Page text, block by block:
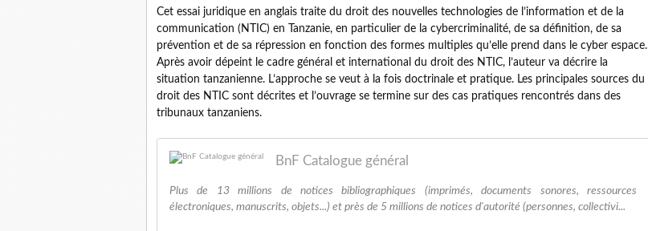
Cet essai juridique en anglais traite du droit des nouvelles technologies de l’information et de la
communication (NTIC) en Tanzanie, en particulier de la cybercriminalité, de sa définition, de sa
prévention et de sa répression en fonction des formes multiples qu’elle prend dans le cyber espace.
Après avoir dépeint le cadre général et international du droit des NTIC, l’auteur va décrire la
situation tanzanienne. L’approche se veut à la fois doctrinale et pratique. Les principales sources du
droit des NTIC sont décrites et l’ouvrage se termine sur des cas pratiques rencontrés dans des
tribunaux tanzaniens.
BnF Catalogue général
Plus de 13 millions de notices bibliographiques (imprimés, documents sonores, ressources
électroniques, manuscrits, objets...) et près de 5 millions de notices d'autorité (personnes, collectivi...